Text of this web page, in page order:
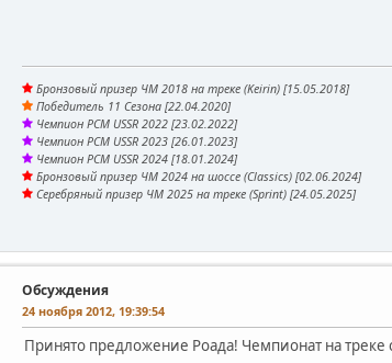
Бронзовый призер ЧМ 2018 на треке (Keirin) [15.05.2018]
Победитель 11 Сезона [22.04.2020]
Чемпион PCM USSR 2022 [23.02.2022]
Чемпион PCM USSR 2023 [26.01.2023]
Чемпион PCM USSR 2024 [18.01.2024]
Бронзовый призер ЧМ 2024 на шоссе (Classics) [02.06.2024]
Серебряный призер ЧМ 2025 на треке (Sprint) [24.05.2025]
Обсуждения
24 ноября 2012, 19:39:54
Принято предложение Роада! Чемпионат на треке